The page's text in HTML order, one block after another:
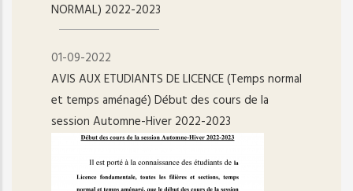
NORMAL) 2022-2023
01-09-2022
AVIS AUX ETUDIANTS DE LICENCE (Temps normal
et temps aménagé) Début des cours de la
session Automne-Hiver 2022-2023